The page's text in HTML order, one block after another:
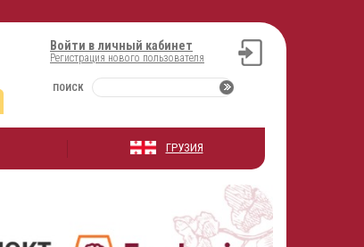
Войти в личный кабинет
Регистрация нового пользователя
ПОИСК
ГРУЗИЯ